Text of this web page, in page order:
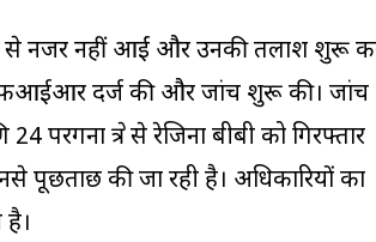
से नजर नहीं आईं और उनकी तलाश शुरू
दर्ज की और जांच शुरू की। जांच
परगना क्षेत्र से रेजिना बीबी को गिरफ्तार
पूछताछ की जा रही है। अधिकारियों का